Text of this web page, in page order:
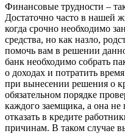
Финансовые трудности –
Достаточно часто в нашей
когда срочно необходимо
средства, но как назло,
помочь вам в решении
банк необходимо собрать
о доходах и потратить
при вынесении решения о
обязательном порядке
каждого заемщика, а она не
отказать в кредите
причинам. В таком случае